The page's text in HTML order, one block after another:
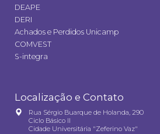
DEAPE
DERI
Achados e Perdidos Unicamp
COMVEST
S-integra
Localização e Contato
Rua Sérgio Buarque de Holanda, 290
Ciclo Básico II
Cidade Universitária "Zeferino Vaz"